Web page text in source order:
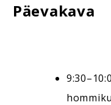
Päevakava